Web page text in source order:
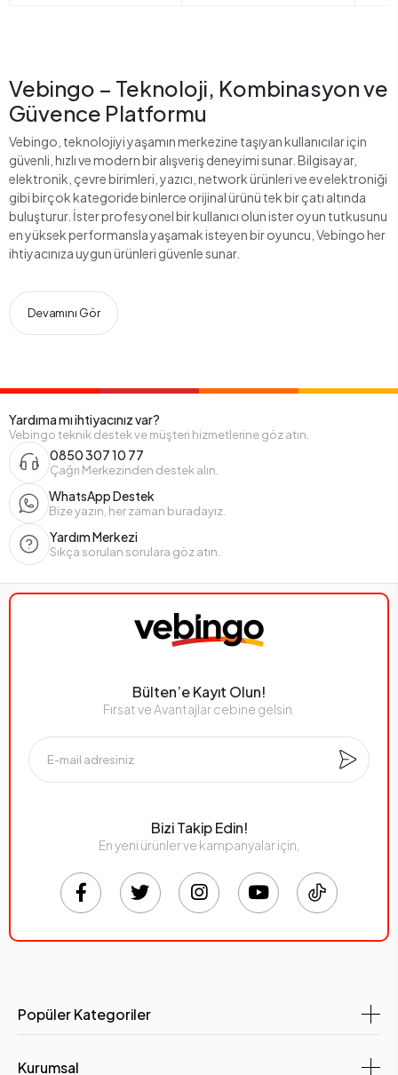
Vebingo – Teknoloji, Kombinasyon ve
Güvence Platformu
Vebingo, teknolojiyi yaşamın merkezine taşıyan kullanıcılar için
güvenli, hızlı ve modern bir alışveriş deneyimi sunar. Bilgisayar,
elektronik, çevre birimleri, yazıcı, network ürünleri ve ev elektroniği
gibi birçok kategoride binlerce orijinal ürünü tek bir çatı altında
buluşturur. İster profesyonel bir kullanıcı olun ister oyun tutkusunu
en yüksek performansla yaşamak isteyen bir oyuncu, Vebingo her
ihtiyacınıza uygun ürünleri güvenle sunar.
Devamını Gör
Yardıma mı ihtiyacınız var?
Vebingo teknik destek ve müşteri hizmetlerine göz atın.
0850 307 10 77
Çağrı Merkezinden destek alın.
WhatsApp Destek
Bize yazın, her zaman buradayız.
Yardım Merkezi
Sıkça sorulan sorulara göz atın.
Bülten’e Kayıt Olun!
Fırsat ve Avantajlar cebine gelsin.
Bizi Takip Edin!
En yeni ürünler ve kampanyalar için,
Popüler Kategoriler
Kurumsal